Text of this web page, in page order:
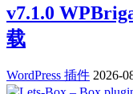
v7.1.0
载
WordPress 插件 2026-